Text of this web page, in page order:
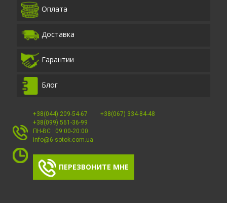
Оплата
Доставка
Гарантии
Блог
+38(044) 209-54-67
+38(067) 334-84-48
+38(099) 561-36-99
ПН-ВС : 09:00-20:00
info@6-sotok.com.ua
ПЕРЕЗВОНИТЕ МНЕ